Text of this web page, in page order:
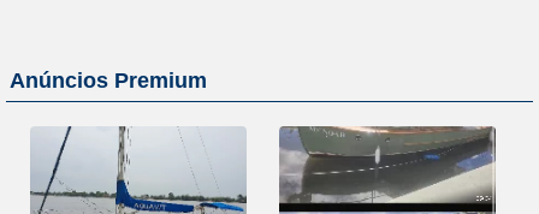
Anúncios Premium